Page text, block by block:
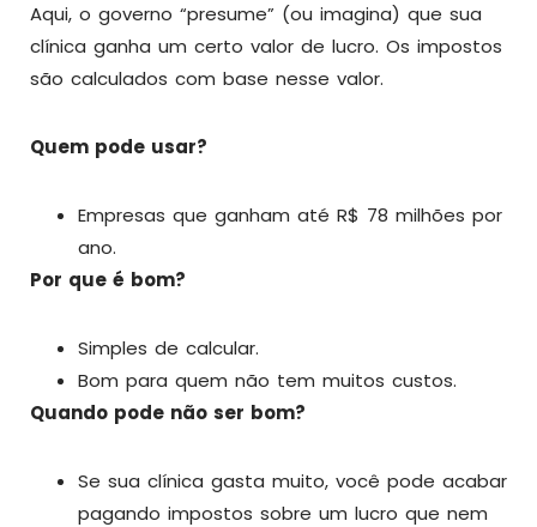
Aqui, o governo “presume” (ou imagina) que sua
clínica ganha um certo valor de lucro. Os impostos
são calculados com base nesse valor.
Quem pode usar?
Empresas que ganham até R$ 78 milhões por
ano.
Por que é bom?
Simples de calcular.
Bom para quem não tem muitos custos.
Quando pode não ser bom?
Se sua clínica gasta muito, você pode acabar
pagando impostos sobre um lucro que nem